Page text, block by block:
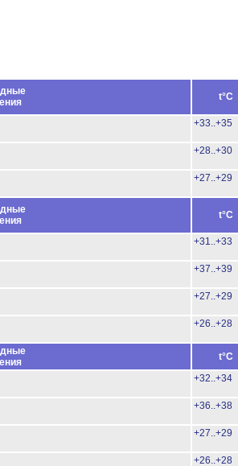
t°C
+33..+35
+28..+30
+27..+29
t°C
+31..+33
+37..+39
+27..+29
+26..+28
t°C
+32..+34
+36..+38
+27..+29
+26..+28